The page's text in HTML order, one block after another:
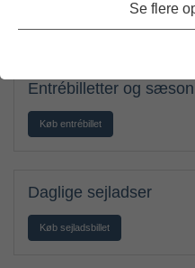
Se flere
Entrébilletter og
Køb entrébillet
Daglige sejladser
Køb sejladsbillet